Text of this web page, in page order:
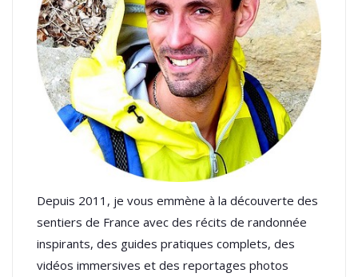
Depuis 2011, je vous emmène à la découverte des
sentiers de France avec des récits de randonnée
inspirants, des guides pratiques complets, des
vidéos immersives et des reportages photos